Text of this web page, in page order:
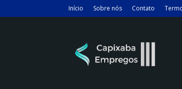
Início Sobre nós Contato